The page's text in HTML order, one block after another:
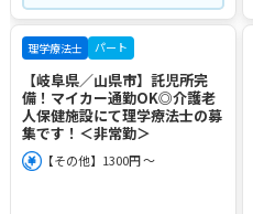
理学療法士 パート
【岐阜県／山県市】託児所完
備！マイカー通勤OK◎介護老
人保健施設にて理学療法士の募
集です！＜非常勤＞
【その他】1300円 ～